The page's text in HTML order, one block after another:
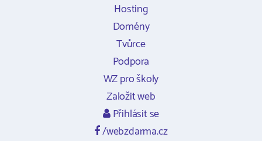
Hosting
Domény
Tvůrce
Podpora
WZ pro školy
Založit web
Přihlásit se
/webzdarma.cz